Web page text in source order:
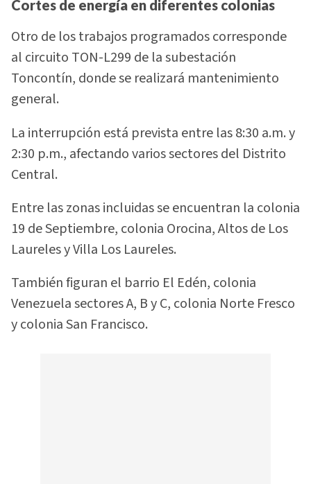
Cortes de energía en diferentes colonias
Otro de los trabajos programados corresponde
al circuito TON-L299 de la subestación
Toncontín, donde se realizará mantenimiento
general.
La interrupción está prevista entre las 8:30 a.m. y
2:30 p.m., afectando varios sectores del Distrito
Central.
Entre las zonas incluidas se encuentran la colonia
19 de Septiembre, colonia Orocina, Altos de Los
Laureles y Villa Los Laureles.
También figuran el barrio El Edén, colonia
Venezuela sectores A, B y C, colonia Norte Fresco
y colonia San Francisco.